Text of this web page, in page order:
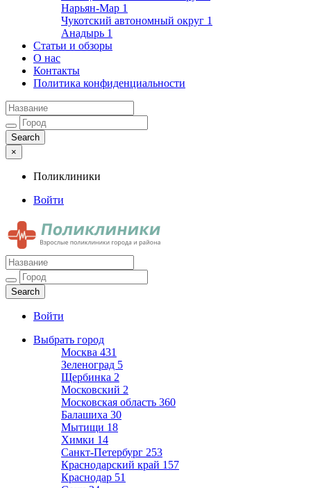
Нарьян-Мар 1
Чукотский автономный округ 1
Анадырь 1
Статьи и обзоры
О нас
Контакты
Политика конфиденциальности
×
Поликлиники
Войти
Поликлиники
Взрослые поликлиники города и района
Войти
Выбрать город
Москва 431
Зеленоград 5
Щербинка 2
Московский 2
Московская область 360
Балашиха 30
Мытищи 18
Химки 14
Санкт-Петербург 253
Краснодарский край 157
Краснодар 51